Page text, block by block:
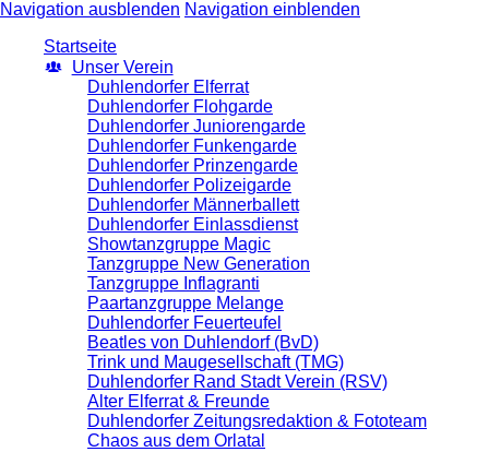
Navigation ausblenden Navigation einblenden
Startseite
Unser Verein
Duhlendorfer Elferrat
Duhlendorfer Flohgarde
Duhlendorfer Juniorengarde
Duhlendorfer Funkengarde
Duhlendorfer Prinzengarde
Duhlendorfer Polizeigarde
Duhlendorfer Männerballett
Duhlendorfer Einlassdienst
Showtanzgruppe Magic
Tanzgruppe New Generation
Tanzgruppe Inflagranti
Paartanzgruppe Melange
Duhlendorfer Feuerteufel
Beatles von Duhlendorf (BvD)
Trink und Maugesellschaft (TMG)
Duhlendorfer Rand Stadt Verein (RSV)
Alter Elferrat & Freunde
Duhlendorfer Zeitungsredaktion & Fototeam
Chaos aus dem Orlatal